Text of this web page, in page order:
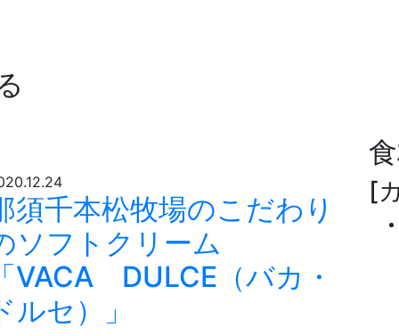
須千本松牧場のこだわり
ソフトクリーム
VACA DULCE（バカ・
ルセ）」
[